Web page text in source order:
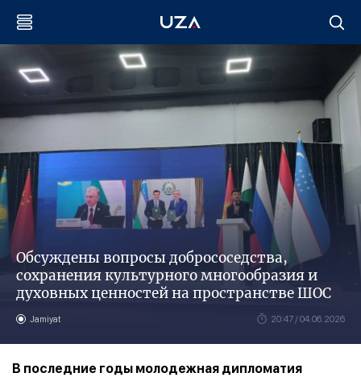
Обсуждены вопросы добрососедства,
сохранения культурного многообразия и
духовных ценностей на пространстве ШОС
Jamiyat 20:47 / 04.06.2026
В последние годы молодежная дипломатия